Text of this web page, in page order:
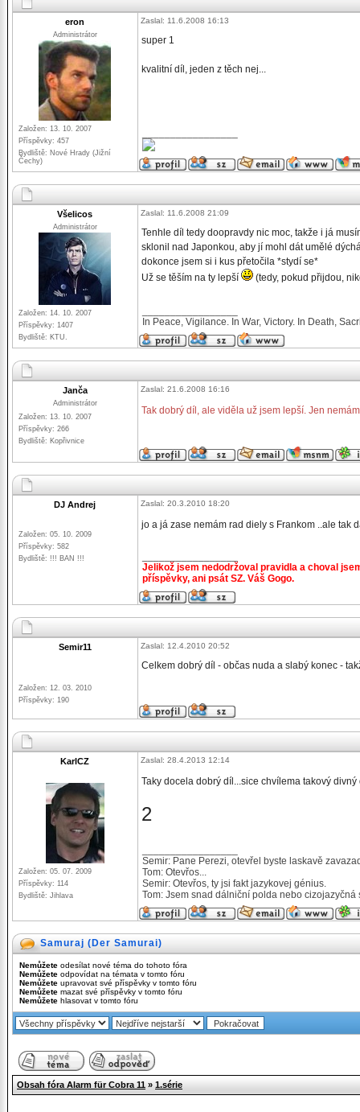
eron
Administrátor
Založen: 13. 10. 2007
Příspěvky: 457
Bydliště: Nové Hrady (Jižní
Čechy)
Zaslal: 11.6.2008 16:13
super 1
kvalitní díl, jeden z těch nej...
Všelicos
Administrátor
Založen: 14. 10. 2007
Příspěvky: 1407
Bydliště: KTU.
Zaslal: 11.6.2008 21:09
Tenhle díl tedy doopravdy nic moc, takže i já
sklonil nad Japonkou, aby jí mohl dát umělé
dokonce jsem si i kus přetočila *stydí se*
Už se těším na ty lepší
(tedy, pokud přijdou,
In Peace, Vigilance. In War, Victory. In Death,
Janča
Administrátor
Založen: 13. 10. 2007
Příspěvky: 266
Bydliště: Kopřivnice
Zaslal: 21.6.2008 16:16
Tak dobrý díl, ale viděla už jsem lepší. Jen
DJ Andrej
Založen: 05. 10. 2009
Příspěvky: 582
Bydliště: !!! BAN !!!
Zaslal: 20.3.2010 18:20
jo a já zase nemám rad diely s Frankom ..ale tak
Jelikož jsem nedodržoval pravidla a choval
příspěvky, ani psát SZ. Váš Gogo.
Semir11
Založen: 12. 03. 2010
Příspěvky: 190
Zaslal: 12.4.2010 20:52
Celkem dobrý díl - občas nuda a slabý konec -
KarlCZ
Založen: 05. 07. 2009
Příspěvky: 114
Bydliště: Jihlava
Zaslal: 28.4.2013 12:14
Taky docela dobrý díl...sice chvílema takový
2
Semir: Pane Perezi, otevřel byste laskavě
Tom: Otevřos...
Semir: Otevřos, ty jsi fakt jazykovej génius.
Tom: Jsem snad dálniční polda nebo cizojazyčná
Samuraj (Der Samurai)
Nemůžete odesílat nové téma do tohoto fóra
Nemůžete odpovídat na témata v tomto fóru
Nemůžete upravovat své příspěvky v tomto fóru
Nemůžete mazat své příspěvky v tomto fóru
Nemůžete hlasovat v tomto fóru
Obsah fóra Alarm für Cobra 11 » 1.série